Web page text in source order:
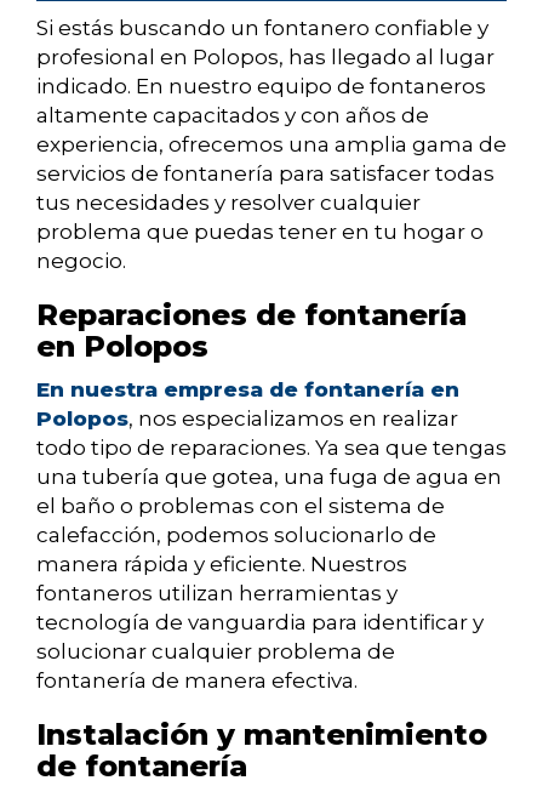
Si estás buscando un fontanero confiable y
profesional en Polopos, has llegado al lugar
indicado. En nuestro equipo de fontaneros
altamente capacitados y con años de
experiencia, ofrecemos una amplia gama de
servicios de fontanería para satisfacer todas
tus necesidades y resolver cualquier
problema que puedas tener en tu hogar o
negocio.
Reparaciones de fontanería
en Polopos
En nuestra empresa de fontanería en
Polopos, nos especializamos en realizar
todo tipo de reparaciones. Ya sea que tengas
una tubería que gotea, una fuga de agua en
el baño o problemas con el sistema de
calefacción, podemos solucionarlo de
manera rápida y eficiente. Nuestros
fontaneros utilizan herramientas y
tecnología de vanguardia para identificar y
solucionar cualquier problema de
fontanería de manera efectiva.
Instalación y mantenimiento
de fontanería